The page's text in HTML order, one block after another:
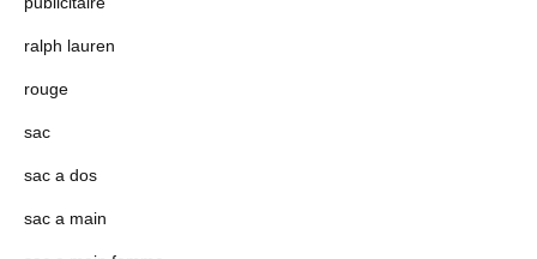
ralph lauren
rouge
sac
sac a dos
sac a main